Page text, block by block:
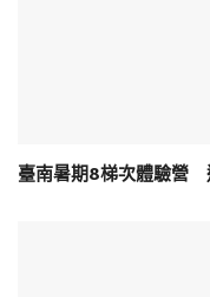
臺南暑期8梯次體驗營